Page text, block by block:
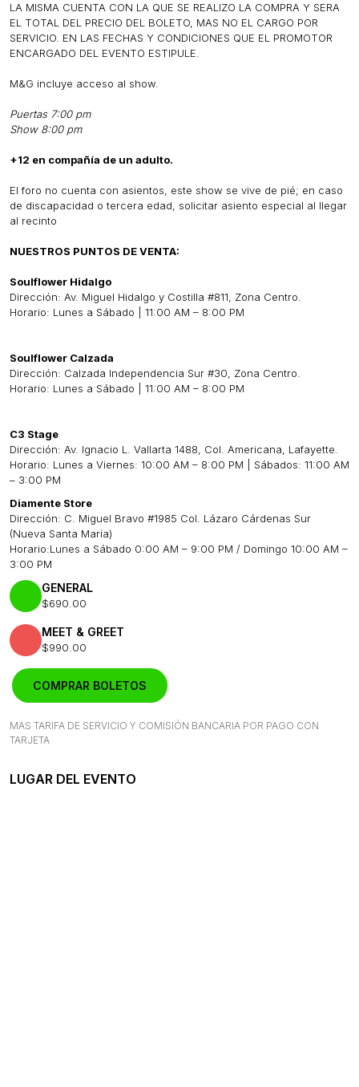
LA MISMA CUENTA CON LA QUE SE REALIZO LA COMPRA Y SERA
EL TOTAL DEL PRECIO DEL BOLETO, MAS NO EL CARGO POR
SERVICIO. EN LAS FECHAS Y CONDICIONES QUE EL PROMOTOR
ENCARGADO DEL EVENTO ESTIPULE.
M&G incluye acceso al show.
Puertas 7:00 pm
Show 8:00 pm
+12 en compañía de un adulto.
El foro no cuenta con asientos, este show se vive de pié; en caso
de discapacidad o tercera edad, solicitar asiento especial al llegar
al recinto
NUESTROS PUNTOS DE VENTA:
Soulflower Hidalgo
Dirección: Av. Miguel Hidalgo y Costilla #811, Zona Centro.
Horario: Lunes a Sábado | 11:00 AM – 8:00 PM
Soulflower Calzada
Dirección: Calzada Independencia Sur #30, Zona Centro.
Horario: Lunes a Sábado | 11:00 AM – 8:00 PM
C3 Stage
Dirección: Av. Ignacio L. Vallarta 1488, Col. Americana, Lafayette.
Horario: Lunes a Viernes: 10:00 AM – 8:00 PM | Sábados: 11:00 AM
– 3:00 PM
Diamente Store
Dirección: C. Miguel Bravo #1985 Col. Lázaro Cárdenas Sur
(Nueva Santa María)
Horario:Lunes a Sábado 0:00 AM – 9:00 PM / Domingo 10:00 AM –
3:00 PM
GENERAL
$690.00
MEET & GREET
$990.00
COMPRAR BOLETOS
MAS TARIFA DE SERVICIO Y COMISIÓN BANCARIA POR PAGO CON
TARJETA
LUGAR DEL EVENTO